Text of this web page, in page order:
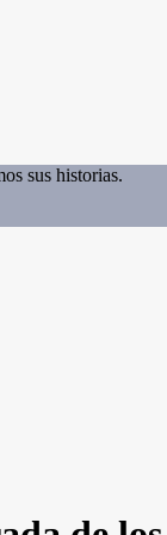
sus historias.